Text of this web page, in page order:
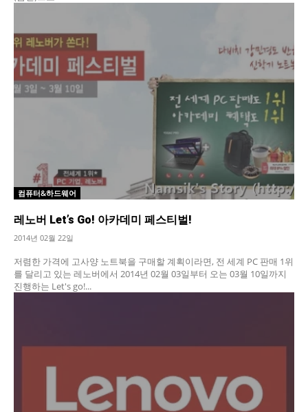
컴퓨터&하드웨어
레노버 Let’s Go! 아카데미 페스티벌!
2014년 02월 22일
저렴한 가격에 고사양 노트북을 구매할 계획이라면, 전 세계 PC 판매 1위
를 달리고 있는 레노버에서 2014년 02월 03일부터 오는 03월 10일까지
진행하는 Let's go!...